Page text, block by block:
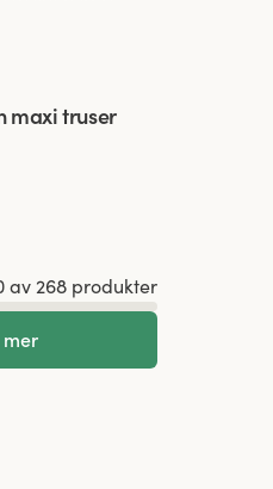
maxi truser
av 268 produkter
mer